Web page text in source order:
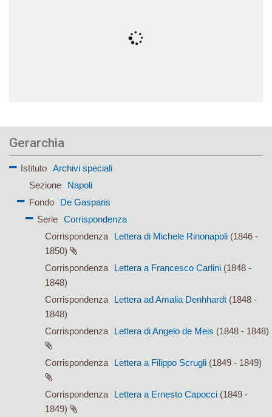
Gerarchia
Istituto
Archivi speciali
Sezione
Napoli
Fondo
De Gasparis
Serie Corrispondenza
Corrispondenza
Lettera di Michele Rinonapoli (1846 -
1850)
Corrispondenza
Lettera a Francesco Carlini (1848 -
1848)
Corrispondenza
Lettera ad Amalia Denhhardt (1848 -
1848)
Corrispondenza
Lettera di Angelo de Meis (1848 - 1848)
Corrispondenza Lettera a Filippo Scrugli (1849 - 1849)
Corrispondenza Lettera a Ernesto Capocci (1849 -
1849)